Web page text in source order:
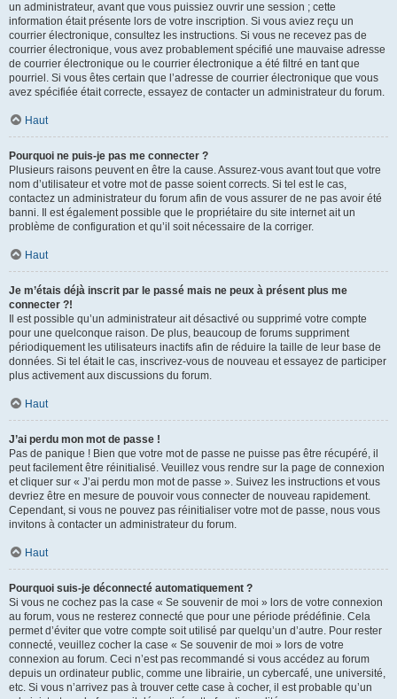
un administrateur, avant que vous puissiez ouvrir une session ; cette
information était présente lors de votre inscription. Si vous aviez reçu un
courrier électronique, consultez les instructions. Si vous ne recevez pas de
courrier électronique, vous avez probablement spécifié une mauvaise adresse
de courrier électronique ou le courrier électronique a été filtré en tant que
pourriel. Si vous êtes certain que l’adresse de courrier électronique que vous
avez spécifiée était correcte, essayez de contacter un administrateur du forum.
Haut
Pourquoi ne puis-je pas me connecter ?
Plusieurs raisons peuvent en être la cause. Assurez-vous avant tout que votre
nom d’utilisateur et votre mot de passe soient corrects. Si tel est le cas,
contactez un administrateur du forum afin de vous assurer de ne pas avoir été
banni. Il est également possible que le propriétaire du site internet ait un
problème de configuration et qu’il soit nécessaire de la corriger.
Haut
Je m’étais déjà inscrit par le passé mais ne peux à présent plus me
connecter ?!
Il est possible qu’un administrateur ait désactivé ou supprimé votre compte
pour une quelconque raison. De plus, beaucoup de forums suppriment
périodiquement les utilisateurs inactifs afin de réduire la taille de leur base de
données. Si tel était le cas, inscrivez-vous de nouveau et essayez de participer
plus activement aux discussions du forum.
Haut
J’ai perdu mon mot de passe !
Pas de panique ! Bien que votre mot de passe ne puisse pas être récupéré, il
peut facilement être réinitialisé. Veuillez vous rendre sur la page de connexion
et cliquer sur « J’ai perdu mon mot de passe ». Suivez les instructions et vous
devriez être en mesure de pouvoir vous connecter de nouveau rapidement.
Cependant, si vous ne pouvez pas réinitialiser votre mot de passe, nous vous
invitons à contacter un administrateur du forum.
Haut
Pourquoi suis-je déconnecté automatiquement ?
Si vous ne cochez pas la case « Se souvenir de moi » lors de votre connexion
au forum, vous ne resterez connecté que pour une période prédéfinie. Cela
permet d’éviter que votre compte soit utilisé par quelqu’un d’autre. Pour rester
connecté, veuillez cocher la case « Se souvenir de moi » lors de votre
connexion au forum. Ceci n’est pas recommandé si vous accédez au forum
depuis un ordinateur public, comme une librairie, un cybercafé, une université,
etc. Si vous n’arrivez pas à trouver cette case à cocher, il est probable qu’un